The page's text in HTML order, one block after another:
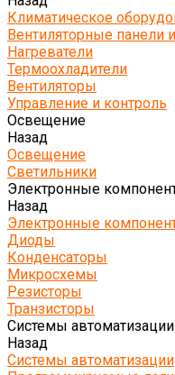
Климатическое
Вентиляторные панели
Нагреватели
Термоохладители
Вентиляторы
Управление и контроль
Освещение
Назад
Освещение
Светильники
Электронные
Назад
Электронные
Диоды
Конденсаторы
Микросхемы
Резисторы
Транзисторы
Системы автоматизации
Назад
Системы автоматизации